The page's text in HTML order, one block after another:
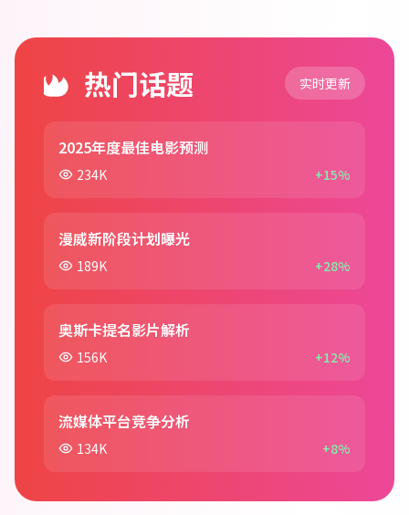
热门话题 实时更新
2025年度最佳电影预测
234K +15%
漫威新阶段计划曝光
189K +28%
奥斯卡提名影片解析
156K +12%
流媒体平台竞争分析
134K +8%